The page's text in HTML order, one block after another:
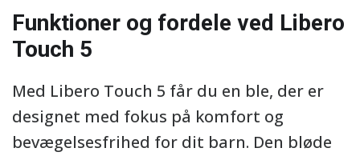
Funktioner og fordele ved Libero
Touch 5
Med Libero Touch 5 får du en ble, der er
designet med fokus på komfort og
bevægelsesfrihed for dit barn. Den bløde